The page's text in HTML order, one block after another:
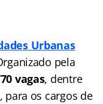
Urbanas
pela
vagas, dentre
para os cargos de